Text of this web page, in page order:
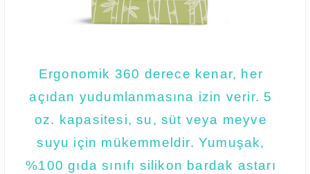
Ergonomik 360 derece kenar, her
açıdan yudumlanmasına izin verir. 5
oz. kapasitesi, su, süt veya meyve
suyu için mükemmeldir. Yumuşak,
%100 gıda sınıfı silikon bardak astarı